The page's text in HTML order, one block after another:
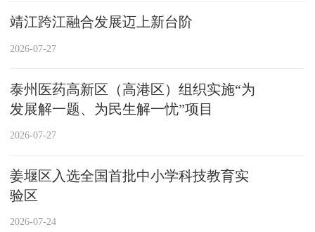
靖江跨江融合发展迈上新台阶
2026-07-27
泰州医药高新区（高港区）组织实施“为
发展解一题、为民生解一忧”项目
2026-07-27
姜堰区入选全国首批中小学科技教育实
验区
2026-07-24